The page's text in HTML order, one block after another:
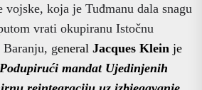
vojske, koja je Tuđmanu dala snagu
vrati okupiranu Istočnu
general Jacques Klein je
mandat Ujedinjenih